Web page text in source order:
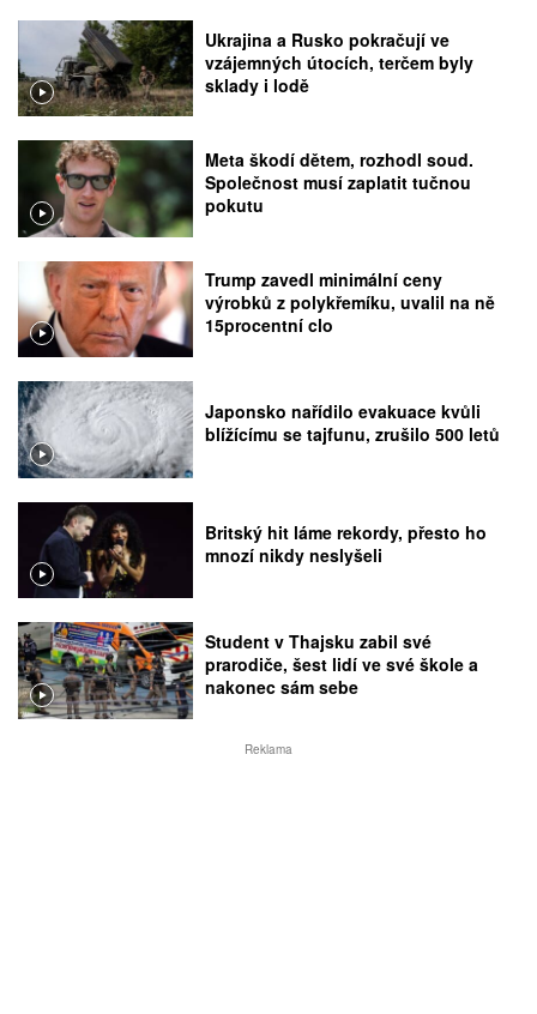
Ukrajina a Rusko pokračují ve
vzájemných útocích, terčem byly
sklady i lodě
Meta škodí dětem, rozhodl soud.
Společnost musí zaplatit tučnou
pokutu
Trump zavedl minimální ceny
výrobků z polykřemíku, uvalil na ně
15procentní clo
Japonsko nařídilo evakuace kvůli
blížícímu se tajfunu, zrušilo 500 letů
Britský hit láme rekordy, přesto ho
mnozí nikdy neslyšeli
Student v Thajsku zabil své
prarodiče, šest lidí ve své škole a
nakonec sám sebe
Reklama